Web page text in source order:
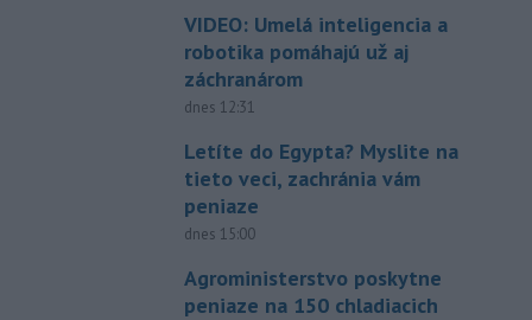
VIDEO: Umelá inteligencia a
robotika pomáhajú už aj
záchranárom
dnes 12:31
Letíte do Egypta? Myslite na
tieto veci, zachránia vám
peniaze
dnes 15:00
Agroministerstvo poskytne
peniaze na 150 chladiacich